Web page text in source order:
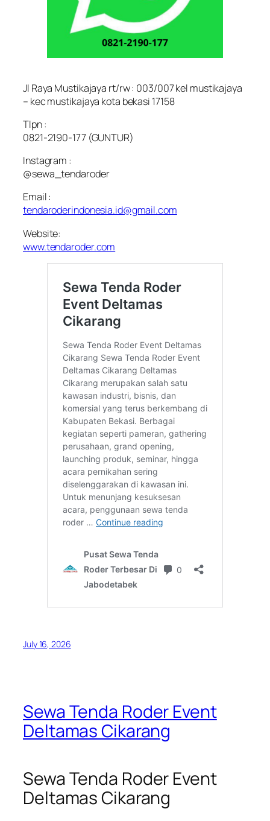
Jl Raya Mustikajaya rt/rw : 003/007 kel mustikajaya
– kec mustikajaya kota bekasi 17158
Tlpn :
0821-2190-177 (GUNTUR)
Instagram :
@sewa_tendaroder
Email :
tendaroderindonesia.id@gmail.com
Website:
www.tendaroder.com
July 16, 2026
Sewa Tenda Roder Event
Deltamas Cikarang
Sewa Tenda Roder Event
Deltamas Cikarang